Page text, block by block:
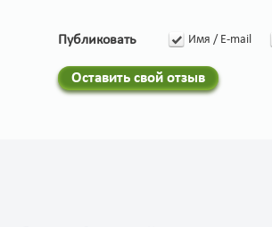
Публиковать Имя / E-mail
Оставить свой отзыв